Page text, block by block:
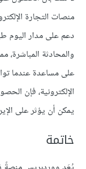
منصات التجارة
دعم على مدار اليوم
والمحادثة
على مساعدة عندما
الإلكترونية، فإن
يمكن أن يؤثر على
خاتمة